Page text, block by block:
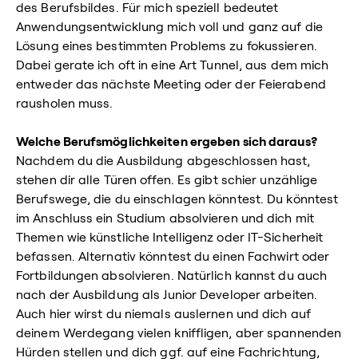
des Berufsbildes. Für mich speziell bedeutet
Anwendungsentwicklung mich voll und ganz auf die
Lösung eines bestimmten Problems zu fokussieren.
Dabei gerate ich oft in eine Art Tunnel, aus dem mich
entweder das nächste Meeting oder der Feierabend
rausholen muss.
Welche Berufsmöglichkeiten ergeben sich daraus?
Nachdem du die Ausbildung abgeschlossen hast,
stehen dir alle Türen offen. Es gibt schier unzählige
Berufswege, die du einschlagen könntest. Du könntest
im Anschluss ein Studium absolvieren und dich mit
Themen wie künstliche Intelligenz oder IT-Sicherheit
befassen. Alternativ könntest du einen Fachwirt oder
Fortbildungen absolvieren. Natürlich kannst du auch
nach der Ausbildung als Junior Developer arbeiten.
Auch hier wirst du niemals auslernen und dich auf
deinem Werdegang vielen kniffligen, aber spannenden
Hürden stellen und dich ggf. auf eine Fachrichtung,